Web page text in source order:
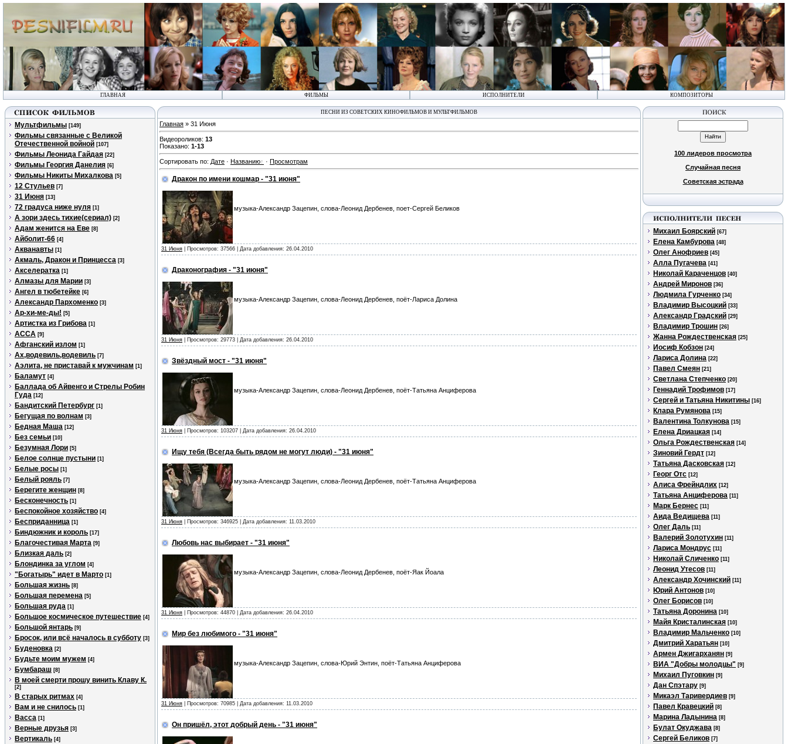
ГЛАВНАЯ ФИЛЬМЫ ИСПОЛНИТЕЛИ КОМПОЗИТОРЫ
Мультфильмы [149]
Фильмы связанные с Великой
Отечественной войной [107]
Фильмы Леонида Гайдая [22]
Фильмы Георгия Данелия [6]
Фильмы Никиты Михалкова [5]
12 Стульев [7]
31 Июня [13]
72 градуса ниже нуля [1]
А зори здесь тихие(сериал) [2]
Адам женится на Еве [8]
Айболит-66 [4]
Акванавты [1]
Акмаль, Дракон и Принцесса [3]
Акселератка [1]
Алмазы для Марии [3]
Ангел в тюбетейке [6]
Александр Пархоменко [3]
Ар-хи-ме-ды! [5]
Артистка из Грибова [1]
АССА [9]
Афганский излом [1]
Ах,водевиль,водевиль [7]
Аэлита, не приставай к мужчинам [1]
Баламут [4]
Баллада об Айвенго и Стрелы Робин
Гуда [12]
Бандитский Петербург [1]
Бегущая по волнам [3]
Бедная Маша [12]
Без семьи [10]
Безумная Лори [5]
Белое солнце пустыни [1]
Белые росы [1]
Белый рояль [7]
Берегите женщин [8]
Бесконечность [1]
Беспокойное хозяйство [4]
Бесприданница [1]
Биндюжник и король [17]
Благочестивая Марта [9]
Близкая даль [2]
Блондинка за углом [4]
"Богатырь" идет в Марто [1]
Большая жизнь [8]
Большая перемена [5]
Большая руда [1]
Большое космическое путешествие [4]
Большой янтарь [9]
Бросок, или всё началось в субботу [3]
Буденовка [2]
Будьте моим мужем [4]
Бумбараш [8]
В моей смерти прошу винить Клаву К.
[2]
В старых ритмах [4]
Вам и не снилось [1]
Васса [1]
Верные друзья [3]
Вертикаль [4]
ПЕСНИ ИЗ СОВЕТСКИХ КИНОФИЛЬМОВ И МУЛЬТФИЛЬМОВ
Главная » 31 Июня
Видеороликов: 13
Показано: 1-13
Сортировать по: Дате · Названию · Просмотрам
Дракон по имени кошмар - "31 июня"
музыка-Александр Зацепин, слова-Леонид Дербенев, поет-Сергей Беликов
31 Июня | Просмотров: 37566 | Дата добавления: 26.04.2010
Драконография - "31 июня"
музыка-Александр Зацепин, слова-Леонид Дербенев, поёт-Лариса Долина
31 Июня | Просмотров: 29773 | Дата добавления: 26.04.2010
Звёздный мост - "31 июня"
музыка-Александр Зацепин, слова-Леонид Дербенев, поёт-Татьяна Анциферова
31 Июня | Просмотров: 103207 | Дата добавления: 26.04.2010
Ищу тебя (Всегда быть рядом не могут люди) - "31 июня"
музыка-Александр Зацепин, слова-Леонид Дербенев, поёт-Татьяна Анциферова
31 Июня | Просмотров: 346925 | Дата добавления: 11.03.2010
Любовь нас выбирает - "31 июня"
музыка-Александр Зацепин, слова-Леонид Дербенев, поёт-Яак Йоала
31 Июня | Просмотров: 44870 | Дата добавления: 26.04.2010
Мир без любимого - "31 июня"
музыка-Александр Зацепин, слова-Юрий Энтин, поёт-Татьяна Анциферова
31 Июня | Просмотров: 70985 | Дата добавления: 11.03.2010
Он пришёл, этот добрый день - "31 июня"
100 лидеров просмотра
Случайная песня
Советская эстрада
Михаил Боярский [67]
Елена Камбурова [48]
Олег Анофриев [45]
Алла Пугачева [41]
Николай Караченцов [40]
Андрей Миронов [36]
Людмила Гурченко [34]
Владимир Высоцкий [33]
Александр Градский [29]
Владимир Трошин [26]
Жанна Рождественская [25]
Иосиф Кобзон [24]
Лариса Долина [22]
Павел Смеян [21]
Светлана Степченко [20]
Геннадий Трофимов [17]
Сергей и Татьяна Никитины [16]
Клара Румянова [15]
Валентина Толкунова [15]
Елена Дриацкая [14]
Ольга Рождественская [14]
Зиновий Гердт [12]
Татьяна Дасковская [12]
Георг Отс [12]
Алиса Фрейндлих [12]
Татьяна Анциферова [11]
Марк Бернес [11]
Аида Ведищева [11]
Олег Даль [11]
Валерий Золотухин [11]
Лариса Мондрус [11]
Николай Сличенко [11]
Леонид Утесов [11]
Александр Хочинский [11]
Юрий Антонов [10]
Олег Борисов [10]
Татьяна Доронина [10]
Майя Кристалинская [10]
Владимир Мальченко [10]
Дмитрий Харатьян [10]
Армен Джигарханян [9]
ВИА "Добры молодцы" [9]
Михаил Пуговкин [9]
Дан Спэтару [9]
Микаэл Таривердиев [9]
Павел Кравецкий [8]
Марина Ладынина [8]
Булат Окуджава [8]
Сергей Беликов [7]